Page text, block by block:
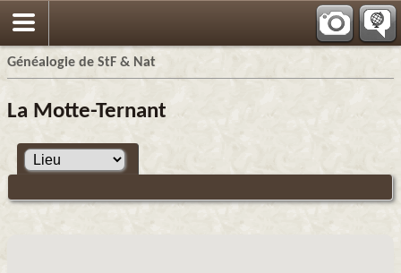
Généalogie de StF & Nat
La Motte-Ternant